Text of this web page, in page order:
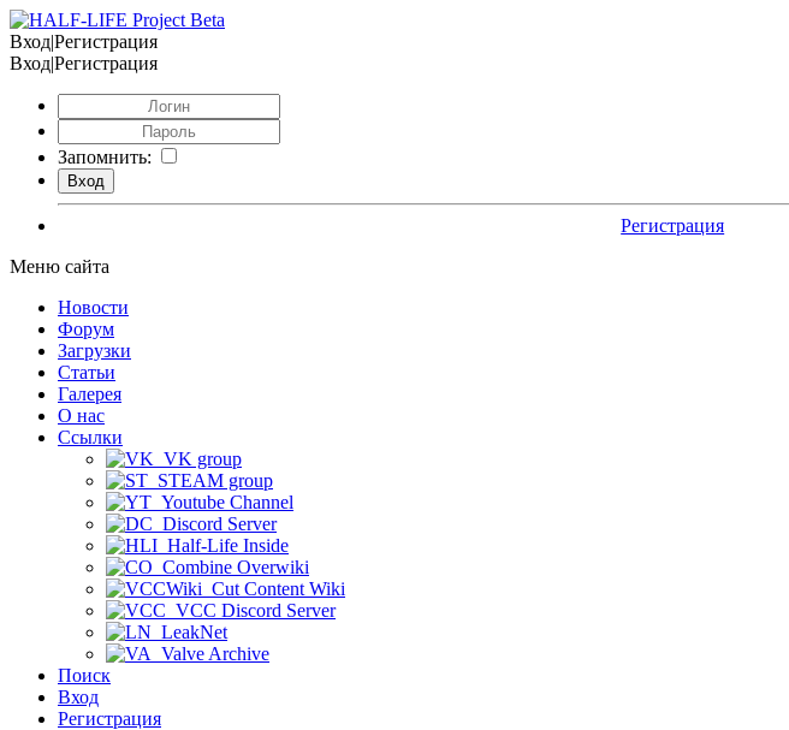
Вход|Регистрация
Вход|Регистрация
Запомнить:
Регистрация
Меню сайта
Новости
Форум
Загрузки
Статьи
Галерея
О нас
Ссылки
VK group
STEAM group
Youtube Channel
Discord Server
Half-Life Inside
Combine Overwiki
Cut Content Wiki
VCC Discord Server
LeakNet
Valve Archive
Поиск
Вход
Регистрация